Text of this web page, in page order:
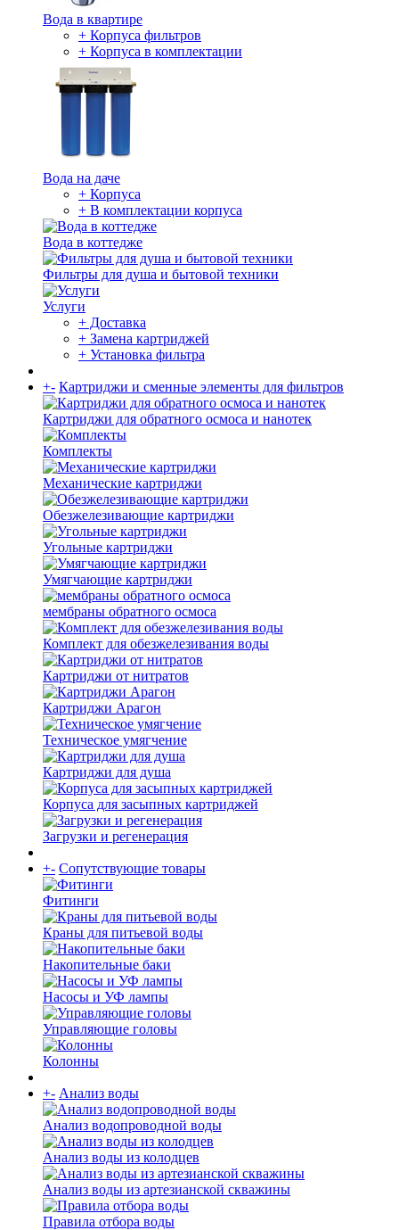
Вода в квартире
+ Корпуса фильтров
+ Корпуса в комплектации
Вода на даче
+ Корпуса
+ В комплектации корпуса
Вода в коттедже
Фильтры для душа и бытовой техники
Услуги
+ Доставка
+ Замена картриджей
+ Установка фильтра
+- Картриджи и сменные элементы для фильтров
Картриджи для обратного осмоса и нанотек
Комплекты
Механические картриджи
Обезжелезивающие картриджи
Угольные картриджи
Умягчающие картриджи
мембраны обратного осмоса
Комплект для обезжелезивания воды
Картриджи от нитратов
Картриджи Арагон
Техническое умягчение
Картриджи для душа
Корпуса для засыпных картриджей
Загрузки и регенерация
+- Сопутствующие товары
Фитинги
Краны для питьевой воды
Накопительные баки
Насосы и УФ лампы
Управляющие головы
Колонны
+- Анализ воды
Анализ водопроводной воды
Анализ воды из колодцев
Анализ воды из артезианской скважины
Правила отбора воды